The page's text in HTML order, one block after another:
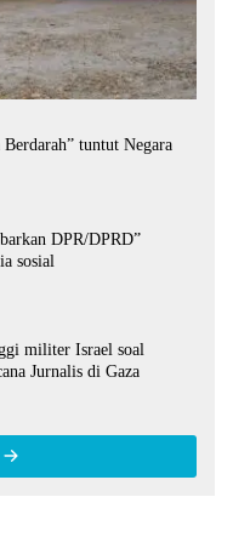
Berdarah” tuntut Negara
DPR/DPRD”
sosial
militer Israel soal
Jurnalis di Gaza